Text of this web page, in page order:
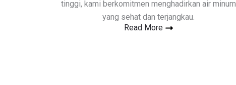
tinggi, kami berkomitmen menghadirkan air minum
yang sehat dan terjangkau.
Read More